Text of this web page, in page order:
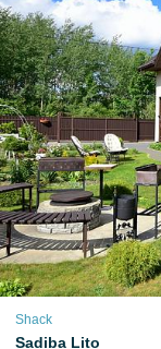
Shack
Sadiba Lito